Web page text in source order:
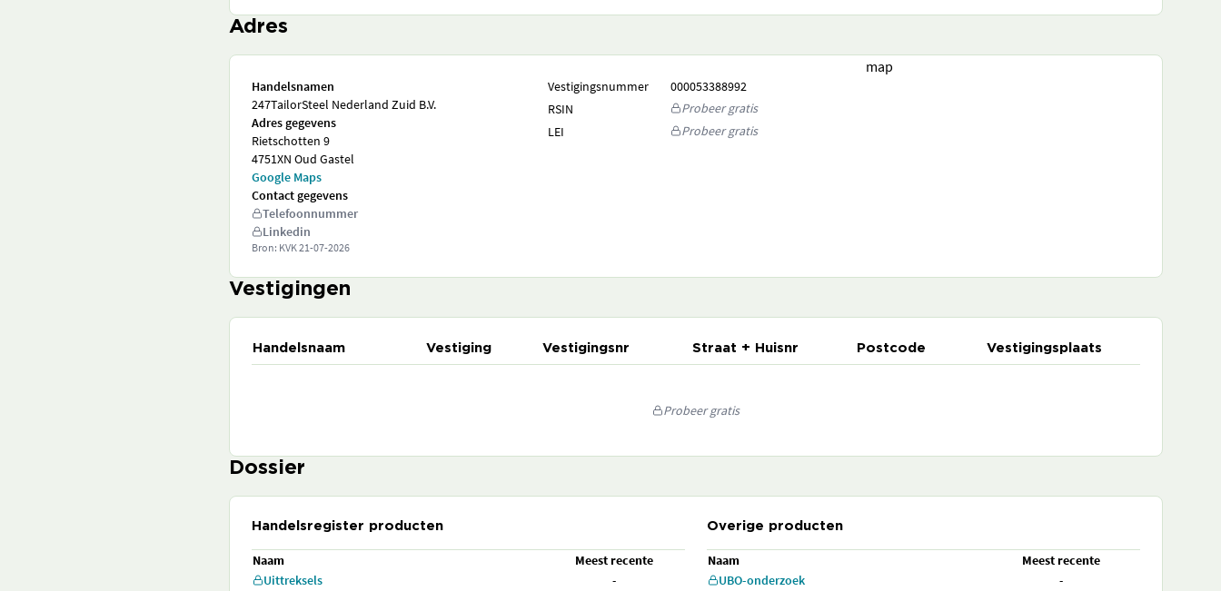
Adres
Handelsnamen
247TailorSteel Nederland Zuid B.V.
Adres gegevens
Rietschotten 9
4751XN Oud Gastel
Google Maps
Contact gegevens
Telefoonnummer
Linkedin
Bron: KVK21-07-2026
Vestigingsnummer
000053388992
RSIN
Probeer gratis
LEI
Probeer gratis
map
Vestigingen
Handelsnaam Vestiging Vestigingsnr Straat + Huisnr Postcode Vestigingsplaats
Probeer gratis
Dossier
Handelsregister producten
Naam
Meest recente
Uittreksels
-
Overige producten
Naam
Meest recente
UBO-onderzoek
-